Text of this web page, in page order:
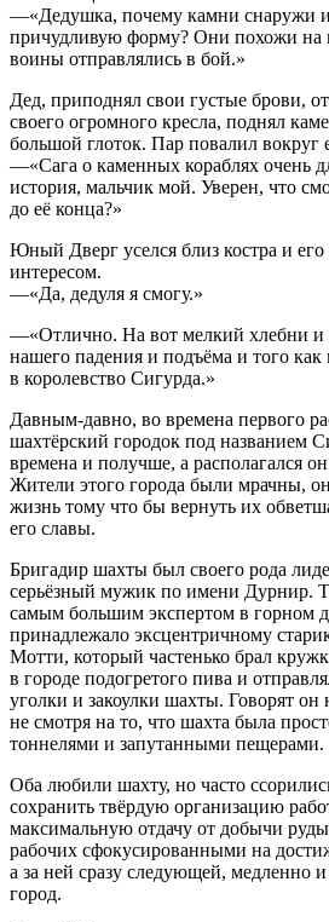
—«Дедушка, почему камни снаружи
причудливую форму? Они похожи на
воины отправлялись в бой.»
Дед, приподнял свои густые брови,
своего огромного кресла, поднял
большой глоток. Пар повалил вокруг
—«Сага о каменных кораблях очень
история, мальчик мой. Уверен, что
до её конца?»
Юный Дверг уселся близ костра и его
интересом.
—«Да, дедуля я смогу.»
—«Отлично. На вот мелкий хлебни
нашего падения и подъёма и того
в королевство Сигурда.»
Давным-давно, во времена первого
шахтёрский городок под названием
времена и получше, а располагался
Жители этого города были мрачны,
жизнь тому что бы вернуть их
его славы.
Бригадир шахты был своего рода
серьёзный мужик по имени Дурнир.
самым большим экспертом в горном
принадлежало эксцентричному
Мотти, который частенько брал
в городе подогретого пива и
уголки и закоулки шахты. Говорят он
не смотря на то, что шахта была
тоннелями и запутанными пещерами.
Оба любили шахту, но часто
сохранить твёрдую организацию
максимальную отдачу от добычи
рабочих сфокусированными на
а за ней сразу следующей, медленно
город.